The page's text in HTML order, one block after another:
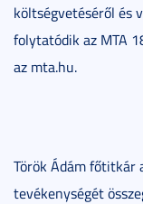
költségvetéséről és
folytatódik az MTA
az mta.hu.
Török Ádám főtitkár
tevékenységét